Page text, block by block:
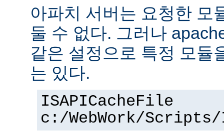
아파치 서버는 요청한 모
둘 수 없다. 그러나
같은 설정으로 특정 모듈
는 있다.
ISAPICacheFile
c:/WebWork/